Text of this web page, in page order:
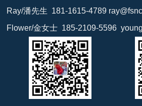
Ray/潘先生 181-1615-4789
Flower/金女士 185-2109-5596